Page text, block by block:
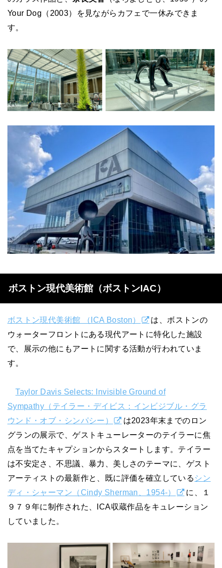
Your Dog（2003）を見ながらカフェで一休みできま
す。
ボストン現代美術館（ボストンIAC）
ボストン現代美術館 （ICA Boston）
は、ボストンの
ウォーターフロントにある現代アートに特化した施設
で、展示の他にもアートに関する活動が行われていま
す。
Taylor Davis Selects: Invisible Ground of
Sympathy（テイラー・デイビス：インビジブル・グラ
ウンド・オブ・シンパシー）
は2023年末までのロン
グランの展示で、ゲストキューレーターのテイラーに焦
点を当てたキャプションからスタートします。テイラー
は不安定さ、不思議、暴力、美しさのテーマに、ゲスト
アーティストの最新作と、既に評価を確立している シン
ディ・シャーマン（Cindy Sherman、1954-）
に、１
９７９年に制作された、ICA収蔵作品をキュレーション
していました。